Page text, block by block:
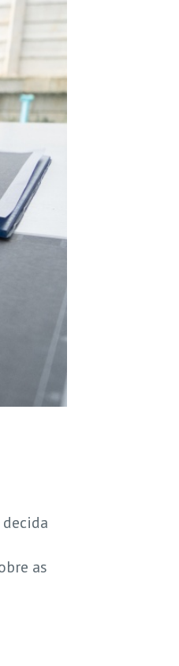
as